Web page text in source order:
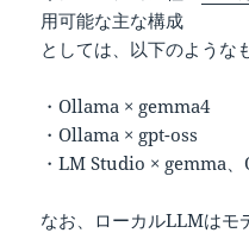
用可能な主な構成
としては、以下のような
・Ollama × gemma4
・Ollama × gpt-oss
・LM Studio × gemma
なお、ローカルLLMはモ